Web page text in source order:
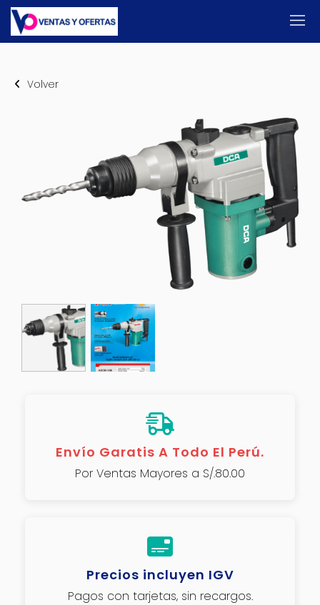
Volver
Envío Garatis A Todo El Perú.
Por Ventas Mayores a S/.80.00
Precios incluyen IGV
Pagos con tarjetas, sin recargos.